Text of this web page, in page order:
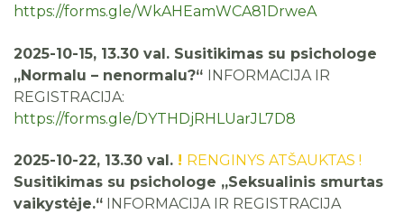
https://forms.gle/WkAHEamWCA81DrweA
2025-10-15, 13.30 val. Susitikimas su psichologe
„Normalu – nenormalu?“ INFORMACIJA IR
REGISTRACIJA:
https://forms.gle/DYTHDjRHLUarJL7D8
2025-10-22, 13.30 val. ! RENGINYS ATŠAUKTAS !
Susitikimas su psichologe „Seksualinis smurtas
vaikystėje.“ INFORMACIJA IR REGISTRACIJA